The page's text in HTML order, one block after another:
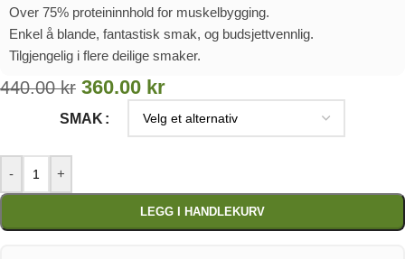
Over 75% proteininnhold for muskelbygging.
Enkel å blande, fantastisk smak, og budsjettvennlig.
Tilgjengelig i flere deilige smaker.
440.00kr 360.00 kr
SMAK
- +
LEGG I HANDLEKURV